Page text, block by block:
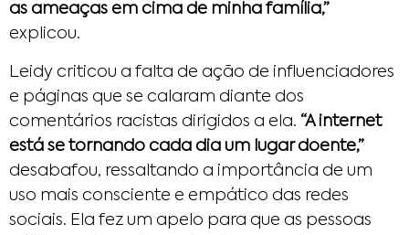
as ameaças em cima de minha família,”
explicou.
Leidy criticou a falta de ação de influenciadores
e páginas que se calaram diante dos
comentários racistas dirigidos a ela. “A internet
está se tornando cada dia um lugar doente,”
desabafou, ressaltando a importância de um
uso mais consciente e empático das redes
sociais. Ela fez um apelo para que as pessoas